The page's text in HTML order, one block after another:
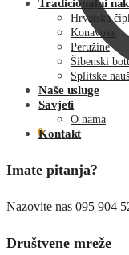
0.00 0
Tradicionalni
Hrvatska
Konavoke
Peružine
Šibenski
Splitske
Naše usluge
Savjeti
O nama
Kontakt
Imate pitanja?
Nazovite nas 095 904
Društvene mreže